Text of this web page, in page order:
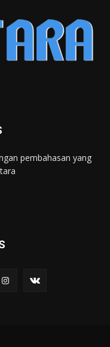
pembahasan yang